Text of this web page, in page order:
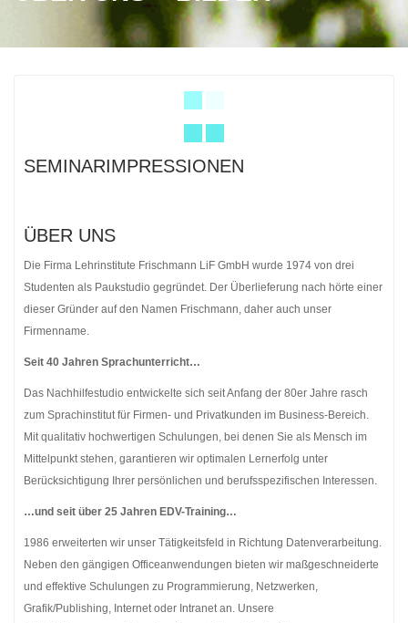
SEMINARIMPRESSIONEN
ÜBER UNS
Die Firma Lehrinstitute Frischmann LiF GmbH wurde 1974 von drei
Studenten als Paukstudio gegründet. Der Überlieferung nach hörte einer
dieser Gründer auf den Namen Frischmann, daher auch unser
Firmenname.
Seit 40 Jahren Sprachunterricht…
Das Nachhilfestudio entwickelte sich seit Anfang der 80er Jahre rasch
zum Sprachinstitut für Firmen- und Privatkunden im Business-Bereich.
Mit qualitativ hochwertigen Schulungen, bei denen Sie als Mensch im
Mittelpunkt stehen, garantieren wir optimalen Lernerfolg unter
Berücksichtigung Ihrer persönlichen und berufsspezifischen Interessen.
…und seit über 25 Jahren EDV-Training…
1986 erweiterten wir unser Tätigkeitsfeld in Richtung Datenverarbeitung.
Neben den gängigen Officeanwendungen bieten wir maßgeschneiderte
und effektive Schulungen zu Programmierung, Netzwerken,
Grafik/Publishing, Internet oder Intranet an. Unsere